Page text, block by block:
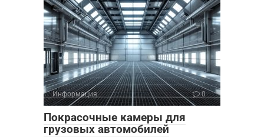
Информация 0
Покрасочные камеры для
грузовых автомобилей